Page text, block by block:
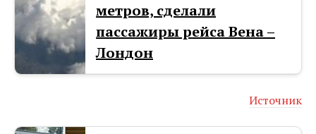
метров, сделали
пассажиры рейса Вена –
Лондон
Источник